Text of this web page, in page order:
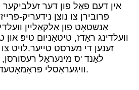
אין דעם פאַל פון דער
פּרובירן צו נוצן נידעריק-
אַנשטאָט פון אַלקאַליין
וועלדינג ראַדז, טיטאַניום טיפּ
זענען די מערסט טייַער.לויט
לאַנד 'ס מינעראַל רעסורסן,
וויגעראַסלי פּראָמאָטעד.קאָוטאַד וועלדינג רוט.